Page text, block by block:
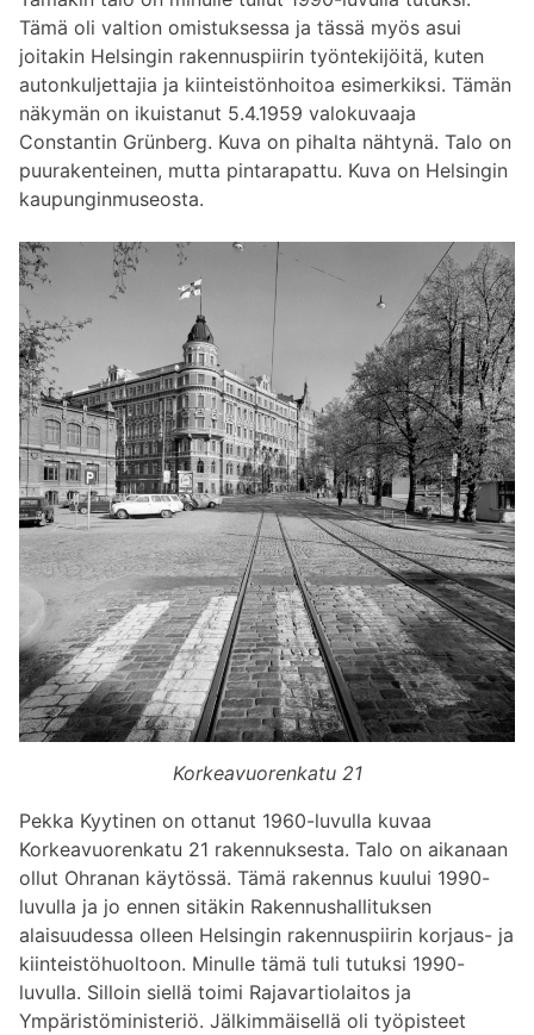
Tämä oli valtion omistuksessa ja tässä myös asui
joitakin Helsingin rakennuspiirin työntekijöitä, kuten
autonkuljettajia ja kiinteistönhoitoa esimerkiksi. Tämän
näkymän on ikuistanut 5.4.1959 valokuvaaja
Constantin Grünberg. Kuva on pihalta nähtynä. Talo on
puurakenteinen, mutta pintarapattu. Kuva on Helsingin
kaupunginmuseosta.
Korkeavuorenkatu 21
Pekka Kyytinen on ottanut 1960-luvulla kuvaa
Korkeavuorenkatu 21 rakennuksesta. Talo on aikanaan
ollut Ohranan käytössä. Tämä rakennus kuului 1990-
luvulla ja jo ennen sitäkin Rakennushallituksen
alaisuudessa olleen Helsingin rakennuspiirin korjaus- ja
kiinteistöhuoltoon. Minulle tämä tuli tutuksi 1990-
luvulla. Silloin siellä toimi Rajavartiolaitos ja
Ympäristöministeriö. Jälkimmäisellä oli työpisteet